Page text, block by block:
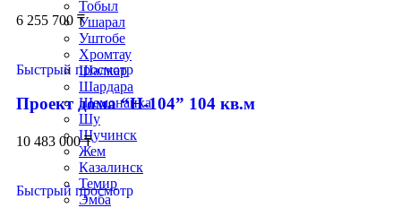
Тобыл
Ушарал
Уштобе
Хромтау
Шалкар
Шардара
Шемонаиха
Шу
Щучинск
Жем
Казалинск
Темир
Эмба
6 255 700 ₸
Быстрый просмотр
Проект дома “Н-104” 104 кв.м
10 483 000₸
Быстрый просмотр